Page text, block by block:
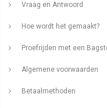
Vraag en Antwoord
Hoe wordt het gemaakt?
Proefrijden met een
Algemene voorwaarden
Betaalmethoden